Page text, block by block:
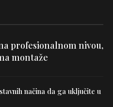
profesionalnom nivou,
montaže
načina da ga uključite u